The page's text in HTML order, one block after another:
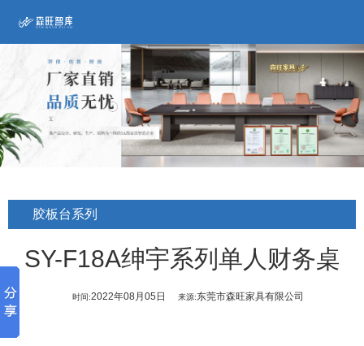
胶板台系列
SY-F18A绅宇系列单人财务桌
时间:2022年08月05日 来源:东莞市森旺家具有限公司